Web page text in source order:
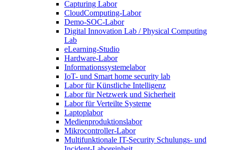
Capturing Labor
CloudComputing-Labor
Demo-SOC-Labor
Digital Innovation Lab / Physical Computing
Lab
eLearning-Studio
Hardware-Labor
Informationssystemelabor
IoT- und Smart home security lab
Labor für Künstliche Intelligenz
Labor für Netzwerk und Sicherheit
Labor für Verteilte Systeme
Laptoplabor
Medienproduktionslabor
Mikrocontroller-Labor
Multifunktionale IT-Security Schulungs- und